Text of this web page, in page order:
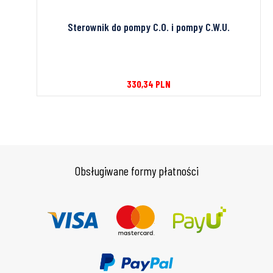
Sterownik do pompy C.O. i pompy C.W.U.
330,34 PLN
Obsługiwane formy płatności